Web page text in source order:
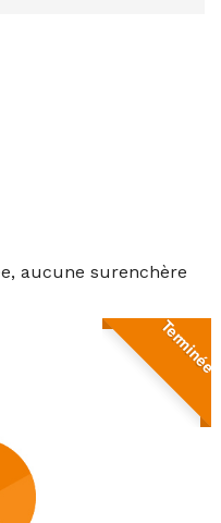
aucune surenchère
Terminée